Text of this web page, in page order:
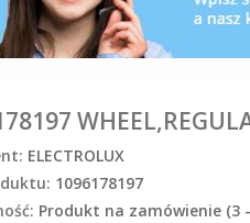
ELECTROLUX
1096178197
Produkt na zamówienie (3